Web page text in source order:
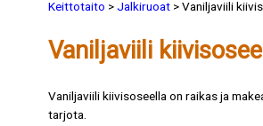
Keittotaito >Jalkiruoat > Vaniljaviili
Vaniljaviili
Vaniljaviili kiivisoseella on raikas ja
tarjota.